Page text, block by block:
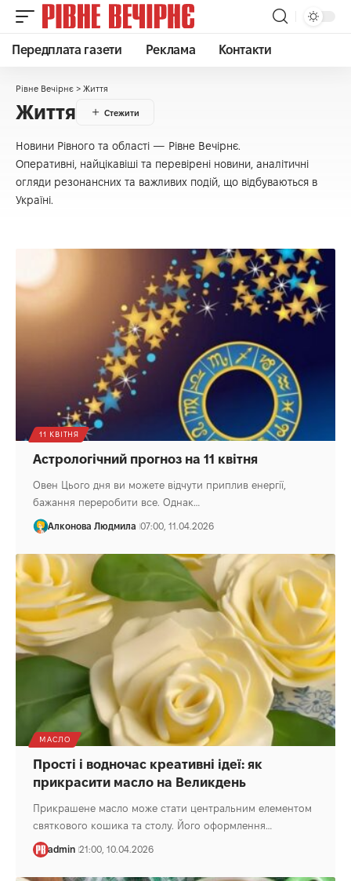
Передплата газети Реклама Контакти
Рівне Вечірнє > Життя
Життя
Новини Рівного та області — Рівне Вечірнє.
Оперативні, найцікавіші та перевірені новини, аналітичні
огляди резонансних та важливих подій, що відбуваються в
Україні.
11 КВІТНЯ
Астрологічний прогноз на 11 квітня
Овен Цього дня ви можете відчути приплив енергії,
бажання переробити все. Однак…
Алконова Людмила 07:00, 11.04.2026
МАСЛО
Прості і водночас креативні ідеї: як
прикрасити масло на Великдень
Прикрашене масло може стати центральним елементом
святкового кошика та столу. Його оформлення…
admin 21:00, 10.04.2026